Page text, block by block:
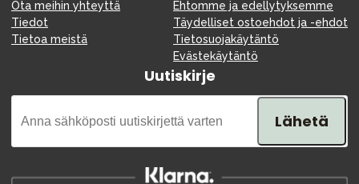
Ota meihin yhteyttä
Tiedot
Tietoa meistä
Ehtomme ja edellytyksemme
Täydelliset ostoehdot ja -ehdot
Tietosuojakäytäntö
Evästekäytäntö
Uutiskirje
Lähetä